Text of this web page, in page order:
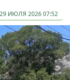
29 ИЮЛЯ 2026 07:52